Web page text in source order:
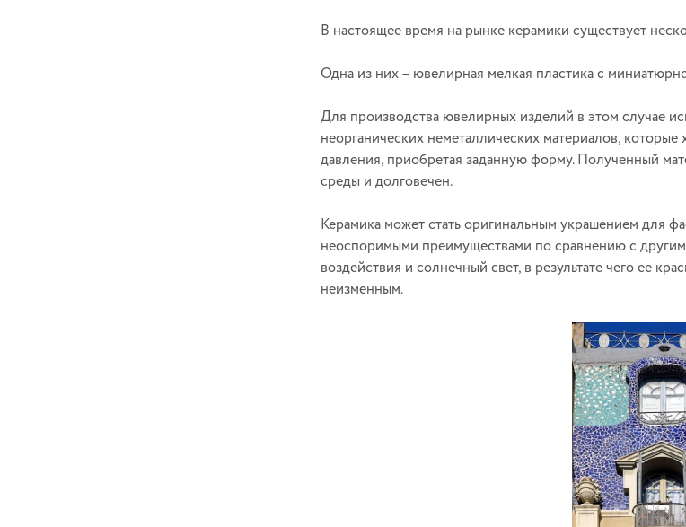
В настоящее время на рынке керамики существует
Одна из них – ювелирная мелкая пластика с
Для производства ювелирных изделий в этом случае
неорганических неметаллических материалов,
давления, приобретая заданную форму. Полученный
среды и долговечен.
Керамика может стать оригинальным украшением для
неоспоримыми преимуществами по сравнению с
воздействия и солнечный свет, в результате чего ее
неизменным.